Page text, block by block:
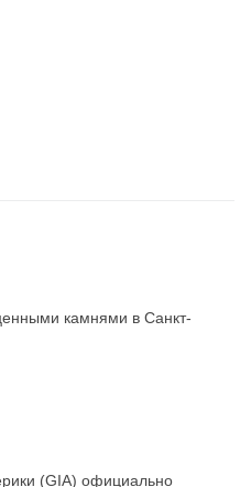
камнями в Санкт-
(GIA) официально